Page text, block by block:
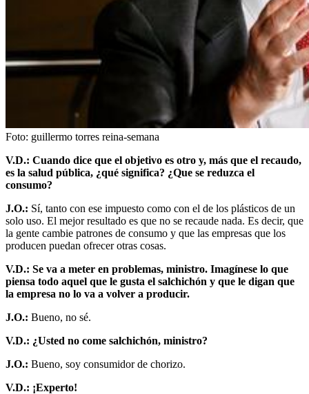
Foto: guillermo torres reina-semana
V.D.: Cuando dice que el objetivo es otro y, más que el recaudo,
es la salud pública, ¿qué significa? ¿Que se reduzca el
consumo?
J.O.: Sí, tanto con ese impuesto como con el de los plásticos de un
solo uso. El mejor resultado es que no se recaude nada. Es decir, que
la gente cambie patrones de consumo y que las empresas que los
producen puedan ofrecer otras cosas.
V.D.: Se va a meter en problemas, ministro. Imagínese lo que
piensa todo aquel que le gusta el salchichón y que le digan que
la empresa no lo va a volver a producir.
J.O.: Bueno, no sé.
V.D.: ¿Usted no come salchichón, ministro?
J.O.: Bueno, soy consumidor de chorizo.
V.D.: ¡Experto!